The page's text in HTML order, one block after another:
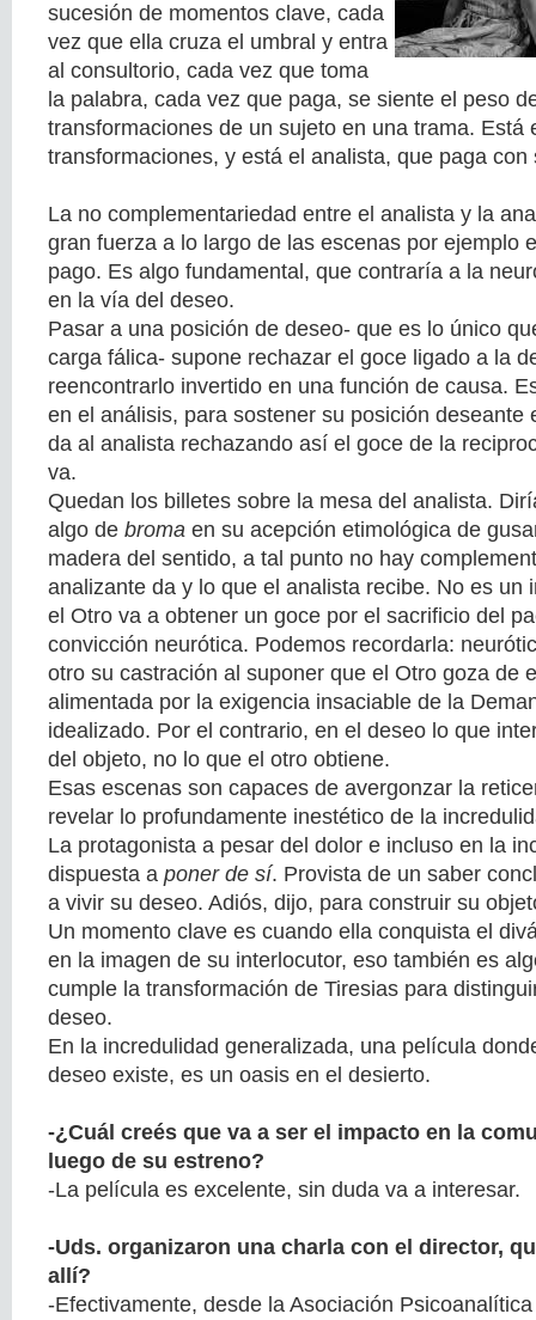
sucesión de momentos clave, cada
vez que ella cruza el umbral y entra
al consultorio, cada vez que toma
la palabra, cada vez que paga, se siente el peso
transformaciones de un sujeto en una trama. Está
transformaciones, y está el analista, que paga con
La no complementariedad entre el analista y la
gran fuerza a lo largo de las escenas por ejemplo
pago. Es algo fundamental, que contraría a la
en la vía del deseo.
Pasar a una posición de deseo- que es lo único
carga fálica- supone rechazar el goce ligado a la
reencontrarlo invertido en una función de causa.
en el análisis, para sostener su posición deseante
da al analista rechazando así el goce de la
va.
Quedan los billetes sobre la mesa del analista.
algo de broma en su acepción etimológica de
madera del sentido, a tal punto no hay
analizante da y lo que el analista recibe. No es un
el Otro va a obtener un goce por el sacrificio del
convicción neurótica. Podemos recordarla:
otro su castración al suponer que el Otro goza de
alimentada por la exigencia insaciable de la
idealizado. Por el contrario, en el deseo lo que
del objeto, no lo que el otro obtiene.
Esas escenas son capaces de avergonzar la
revelar lo profundamente inestético de la
La protagonista a pesar del dolor e incluso en la
dispuesta a poner de sí. Provista de un saber
a vivir su deseo. Adiós, dijo, para construir su
Un momento clave es cuando ella conquista el
en la imagen de su interlocutor, eso también es
cumple la transformación de Tiresias para
deseo.
En la incredulidad generalizada, una película
deseo existe, es un oasis en el desierto.
-¿Cuál creés que va a ser el impacto en la
luego de su estreno?
-La película es excelente, sin duda va a interesar.
-Uds. organizaron una charla con el director,
allí?
-Efectivamente, desde la Asociación